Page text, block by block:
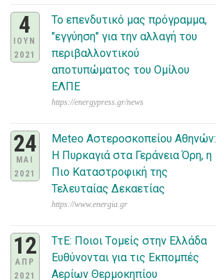
4
ΙΟΥΝ
2021
Το επενδυτικό μας πρόγραμμα,
"εγγύηση" για την αλλαγή του
περιβαλλοντικού
αποτυπώματος του Ομίλου
ΕΛΠΕ
https://energypress.gr/news
24
ΜΑΙ
2021
Μeteo Αστεροσκοπείου Αθηνών:
Η Πυρκαγιά στα Γεράνεια Όρη, η
Πιο Καταστροφική της
Τελευταίας Δεκαετίας
https://www.energia.gr
12
ΑΠΡ
2021
ΤτΕ: Ποιοι Tομείς στην Ελλάδα
Eυθύνονται για τις Eκπομπές
Aερίων Θερμοκηπίου